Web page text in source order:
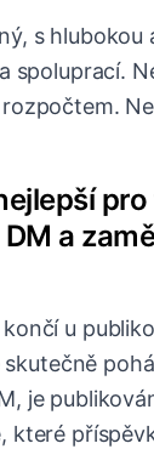
s hlubokou
spoluprací.
a
u
je
které